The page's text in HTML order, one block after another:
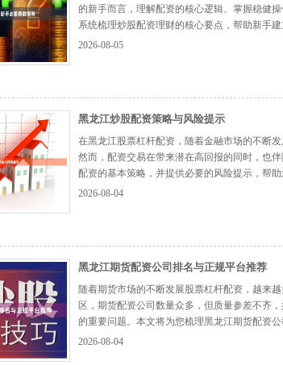
的新手而言，理解配资的核心逻辑、掌握稳健
系统梳理炒股配资理财的核心要点，帮助新手
炒股配资是指投资者通过配资平台，以自有资
2026-08-05
黑龙江炒股配资策略与风险提示
在黑龙江股票杠杆配资，随着金融市场的不断
然而，配资交易在带来潜在高回报的同时，也
配资的基本策略，并提供必要的风险提示，帮
见策略 ### 1. 短线波段操作 黑龙江投资者可利
2026-08-04
黑龙江期货配资公司排名与正规平台推荐
随着期货市场的不断发展股票杠杆配资，越来
区，期货配资公司数量众多，但质量参差不齐
的重要问题。本文将为您梳理黑龙江期货配资
做出明智决策。 ## 一、黑龙江期货配资市场概
2026-08-04